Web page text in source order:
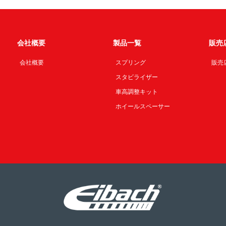
会社概要
会社概要
製品一覧
スプリング
スタビライザー
車高調整キット
ホイールスペーサー
販売
販売